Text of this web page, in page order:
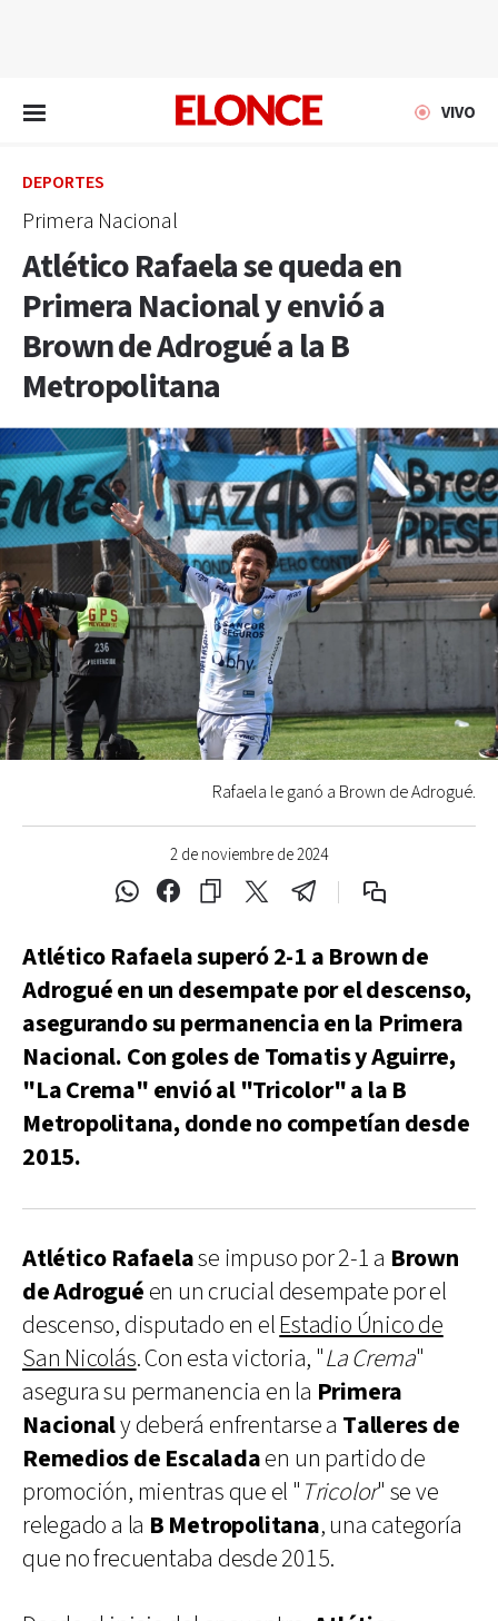
VIVO
DEPORTES
Primera Nacional
Atlético Rafaela se queda en
Primera Nacional y envió a
Brown de Adrogué a la B
Metropolitana
2 de noviembre de 2024
Rafaela le ganó a Brown de Adrogué.
Atlético Rafaela superó 2-1 a Brown de
Adrogué en un desempate por el descenso,
asegurando su permanencia en la Primera
Nacional. Con goles de Tomatis y Aguirre,
"La Crema" envió al "Tricolor" a la B
Metropolitana, donde no competían desde
2015.
Atlético Rafaelase impuso por 2-1 a Brown
de Adrogué en un crucial desempate por el
descenso, disputado en elEstadio Único de
San Nicolás. Con esta victoria, "La Crema"
asegura su permanencia en la Primera
Nacionaly deberá enfrentarse a Talleres de
Remedios de Escaladaen un partido de
promoción, mientras que el " Tricolor" se ve
relegado a la B Metropolitana, una categoría
que no frecuentaba desde 2015.